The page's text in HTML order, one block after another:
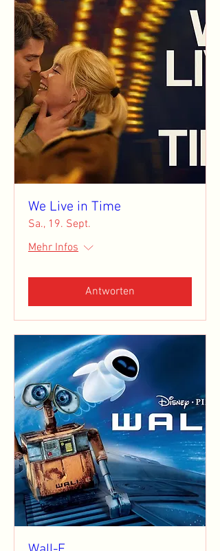
We Live in Time
Sa., 19. Sept.
Mehr Infos
Antworten